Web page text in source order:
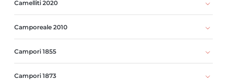
Camelliti 2020
Camporeale 2010
Campori 1855
Campori 1873